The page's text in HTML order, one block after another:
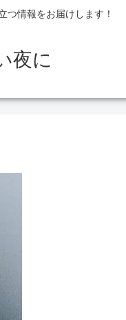
つ情報をお届けします！
夜に